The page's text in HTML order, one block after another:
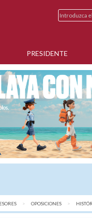
PRESIDENTE
OPOSICIONES